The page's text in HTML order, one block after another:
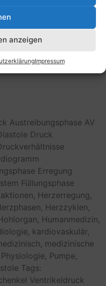
anzeigen
Impressum
menschlichen Herzens in
Herzzyklus während der
Austreibungsphase AV
Druck
Erregung
Füllungsphase
Herzerregung,
Herzzyklen,
Humanmedizin,
kardiovaskulär,
medizinische
Physiologie, Pumpe,
Tags:
Ventrikeldruck